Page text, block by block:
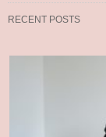
RECENT POSTS